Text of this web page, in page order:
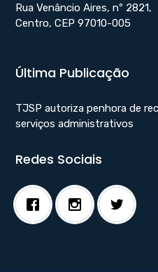
Rua Venâncio Aires, nº 2821,
Centro, CEP 97010-005
Última Publicação
TJSP autoriza penhora de
serviços administrativos
Redes Sociais